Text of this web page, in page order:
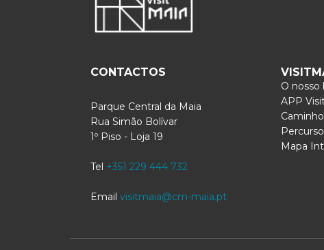
CONTACTOS
Parque Central da Maia
Rua Simão Bolívar
1º Piso - Loja 19
Tel +351 229 444 732
Email visitmaia@cm-maia.pt
O nosso
APP
Mapa